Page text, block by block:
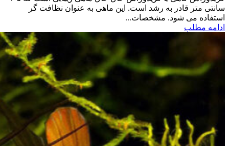
سانتی متر قادر به رشد است. این ماهی به عنوان نظافت گر
استفاده می شود. مشخصات...
ادامه مطلب